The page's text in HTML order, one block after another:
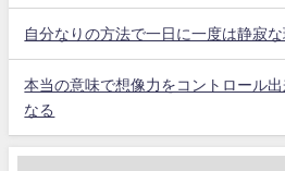
自分なりの方法で一日に一度は静寂
本当の意味で想像力をコントロール
なる